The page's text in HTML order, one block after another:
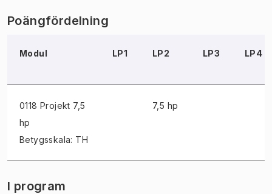
Poängfördelning
Modul LP1 LP2 LP3 LP4
0118 Projekt 7,5
hp
Betygsskala: TH
7,5 hp
I program